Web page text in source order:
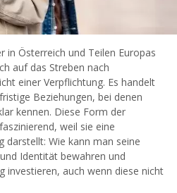
in Österreich und Teilen Europas
auf das Streben nach
einer Verpflichtung. Es handelt
Beziehungen, bei denen
kennen. Diese Form der
weil sie eine
darstellt: Wie kann man seine
Identität bewahren und
investieren, auch wenn diese nicht